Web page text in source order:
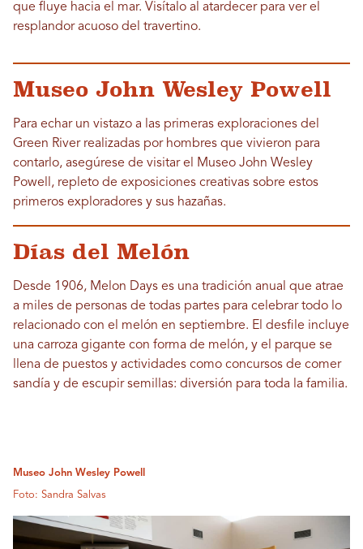
que fluye hacia el mar. Visítalo al atardecer para ver el
resplandor acuoso del travertino.
Museo John Wesley Powell
Para echar un vistazo a las primeras exploraciones del
Green River realizadas por hombres que vivieron para
contarlo, asegúrese de visitar el Museo John Wesley
Powell, repleto de exposiciones creativas sobre estos
primeros exploradores y sus hazañas.
Días del Melón
Desde 1906, Melon Days es una tradición anual que atrae
a miles de personas de todas partes para celebrar todo lo
relacionado con el melón en septiembre. El desfile incluye
una carroza gigante con forma de melón, y el parque se
llena de puestos y actividades como concursos de comer
sandía y de escupir semillas: diversión para toda la familia.
Museo John Wesley Powell
Foto: Sandra Salvas